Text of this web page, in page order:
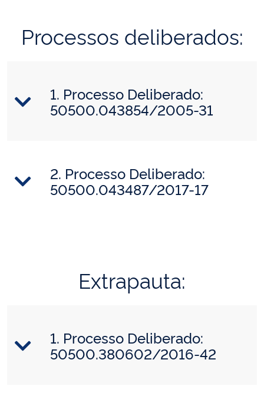
Processos deliberados:
1. Processo Deliberado:
50500.043854/2005-31
2. Processo Deliberado:
50500.043487/2017-17
Extrapauta:
1. Processo Deliberado:
50500.380602/2016-42